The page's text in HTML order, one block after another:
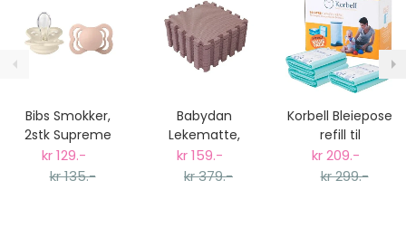
Vi har fri frakt på ordre over 1499.- På ordre under er
fraktprisen fra kr 79.-
Ekspressfrakt med Bring Express og Widerøe koster
fra kr 129 - og dersom dette er tilgjengelig på ditt
Gjennomsnittlig leveringstid hos Mimmis er en til tre
dager fra bestilling til levering.
Vi har fri retur ved bytte.
Bibs Smokker,
2stk Supreme
Ivory / Blush,
Silikon - Size 1
kr 129.-
kr 135.-
Babydan
Lekematte,
Dusty Rose
kr 159.-
kr 379.-
Korbell Bleiepose
refill til
Bleiebøtte, 3-
pack
kr 209.-
kr 299.-